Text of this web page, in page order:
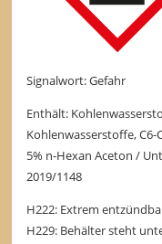
Signalwort: Gefahr
Enthält:
Kohlenwasserstoffe, C6-
5% n-Hexan Aceton /
2019/1148
H222: Extrem
H229: Behälter steht